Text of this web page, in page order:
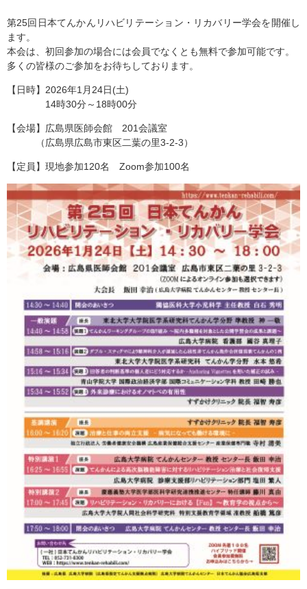
第25回日本てんかんリハビリテーション・リカバリー学会を開催し
ます。
本会は、初回参加の場合には会員でなくとも無料で参加可能です。
多くの皆様のご参加をお待ちしております。
【日時】2026年1月24日(土)
14時30分～18時00分
【会場】広島県医師会館 201会議室
（広島県広島市東区二葉の里3-2-3）
【定員】現地参加120名 Zoom参加100名